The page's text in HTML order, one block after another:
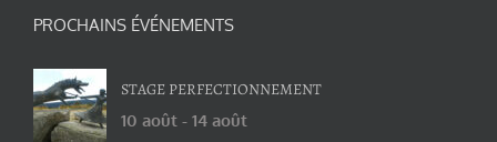
PROCHAINS ÉVÉNEMENTS
STAGE PERFECTIONNEMENT
10 août - 14 août